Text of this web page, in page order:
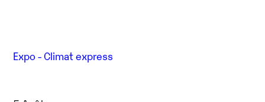
Expo - Climat express